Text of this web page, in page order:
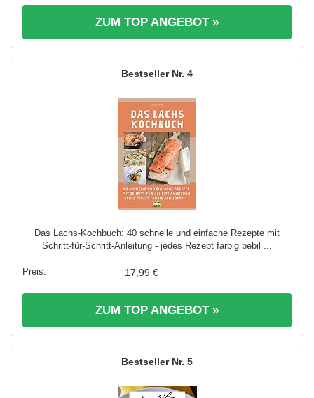
ZUM TOP ANGEBOT »
4
Das Lachs-Kochbuch: 40 schnelle und einfache Rezepte mit
Schritt-für-Schritt-Anleitung - jedes Rezept farbig bebil ...
17,99 €
ZUM TOP ANGEBOT »
5